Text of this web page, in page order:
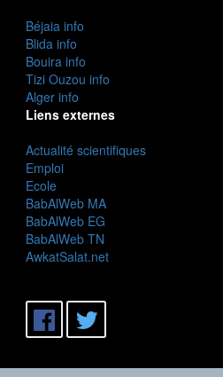
Béjaia info
Blida info
Bouira info
Tizi Ouzou info
Alger info
Liens externes
Actualité scientifiques
Emploi
Ecole
BabAlWeb MA
BabAlWeb EG
BabAlWeb TN
AwkatSalat.net